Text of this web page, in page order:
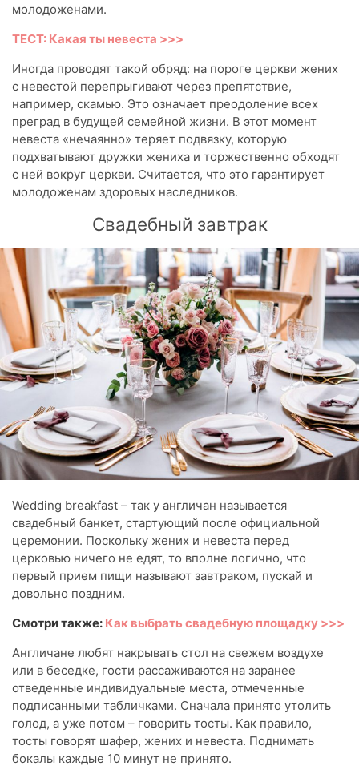
молодоженами.
ТЕСТ: Какая ты невеста >>>
Иногда проводят такой обряд: на пороге церкви жених
с невестой перепрыгивают через препятствие,
например, скамью. Это означает преодоление всех
преград в будущей семейной жизни. В этот момент
невеста «нечаянно» теряет подвязку, которую
подхватывают дружки жениха и торжественно обходят
с ней вокруг церкви. Считается, что это гарантирует
молодоженам здоровых наследников.
Свадебный завтрак
Wedding breakfast – так у англичан называется
свадебный банкет, стартующий после официальной
церемонии. Поскольку жених и невеста перед
церковью ничего не едят, то вполне логично, что
первый прием пищи называют завтраком, пускай и
довольно поздним.
Смотри также: Как выбрать свадебную площадку >>>
Англичане любят накрывать стол на свежем воздухе
или в беседке, гости рассаживаются на заранее
отведенные индивидуальные места, отмеченные
подписанными табличками. Сначала принято утолить
голод, а уже потом – говорить тосты. Как правило,
тосты говорят шафер, жених и невеста. Поднимать
бокалы каждые 10 минут не принято.